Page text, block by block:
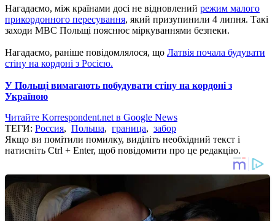
Нагадаємо, між країнами досі не відновлений режим малого
прикордонного пересування, який призупинили 4 липня. Такі
заходи МВС Польщі пояснює міркуваннями безпеки.
Нагадаємо, раніше повідомлялося, що Латвія почала будувати
стіну на кордоні з Росією.
У Польщі вимагають побудувати стіну на кордоні з
Україною
Читайте Korrespondent.net в Google News
ТЕГИ: Россия, Польша, граница, забор
Якщо ви помітили помилку, виділіть необхідний текст і
натисніть Ctrl + Enter, щоб повідомити про це редакцію.